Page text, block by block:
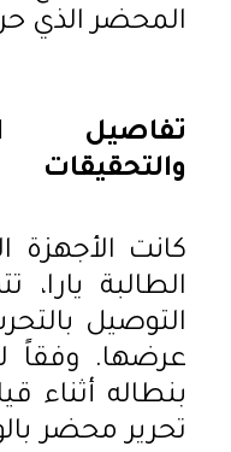
المحضر الذي
تفاصيل
والتحقيقات
كانت الأجهزة
الطالبة
التوصيل
عرضها. وفقاً
بنطاله أثناء
تحرير محضر